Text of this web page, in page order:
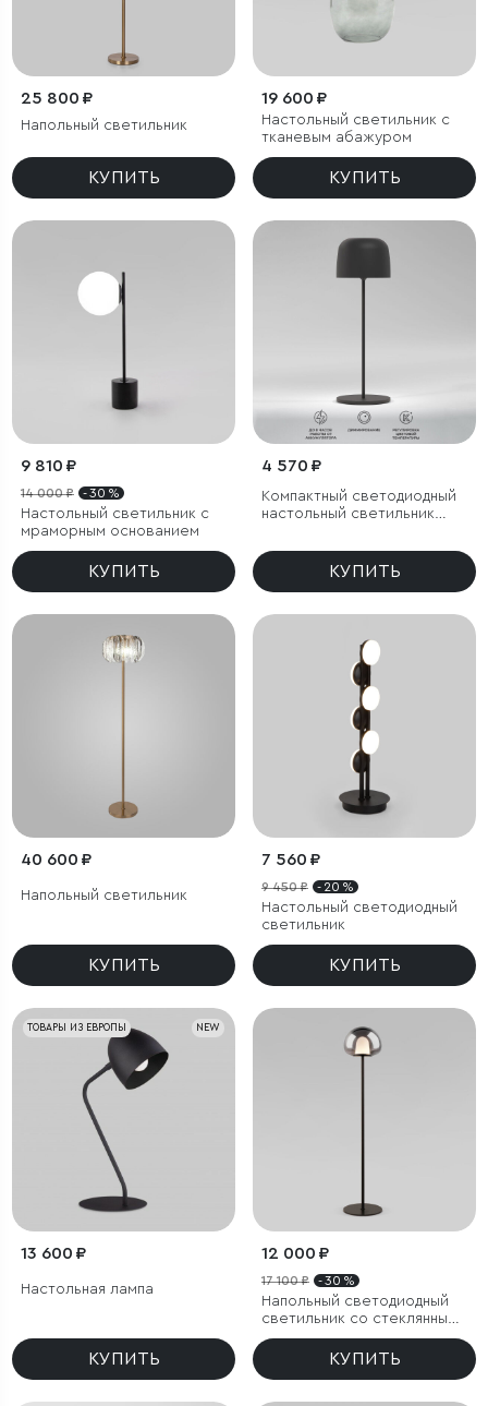
25 800 ₽
Напольный светильник
КУПИТЬ
19 600 ₽
Настольный светильник с
тканевым абажуром
КУПИТЬ
9 810 ₽
14 000 ₽ - 30 %
Настольный светильник с
мраморным основанием
КУПИТЬ
4 570 ₽
Компактный светодиодный
настольный светильник
КУПИТЬ
40 600 ₽
Напольный светильник
КУПИТЬ
7 560 ₽
9 450 ₽ - 20 %
Настольный светодиодный
светильник
КУПИТЬ
NEW
ТОВАРЫ ИЗ ЕВРОПЫ
13 600 ₽
Настольная лампа
КУПИТЬ
12 000 ₽
17 100 ₽ - 30 %
Напольный светодиодный
светильник со стеклянным
плафоном
КУПИТЬ